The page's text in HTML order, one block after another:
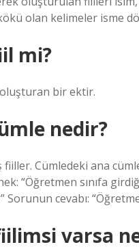
olan kelimeler isme
mi?
bir ektir.
nedir?
Cümledeki ana
“Öğretmen sınıfa
Sorunun cevabı:
varsa